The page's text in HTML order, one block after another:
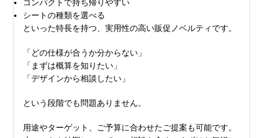
コンパクトで持ち帰りやすい
シートの種類を選べる
といった特長を持つ、実用性の高い販促ノベルティです。
「どの仕様が合うか分からない」
「まずは概算を知りたい」
「デザインから相談したい」
という段階でも問題ありません。
用途やターゲット、ご予算に合わせたご提案も可能です。